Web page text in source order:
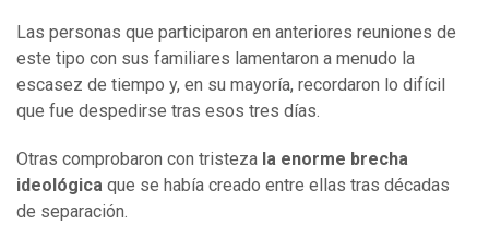
Las personas que participaron en anteriores reuniones de
este tipo con sus familiares lamentaron a menudo la
escasez de tiempo y, en su mayoría, recordaron lo difícil
que fue despedirse tras esos tres días.
Otras comprobaron con tristeza la enorme brecha
ideológica que se había creado entre ellas tras décadas
de separación.